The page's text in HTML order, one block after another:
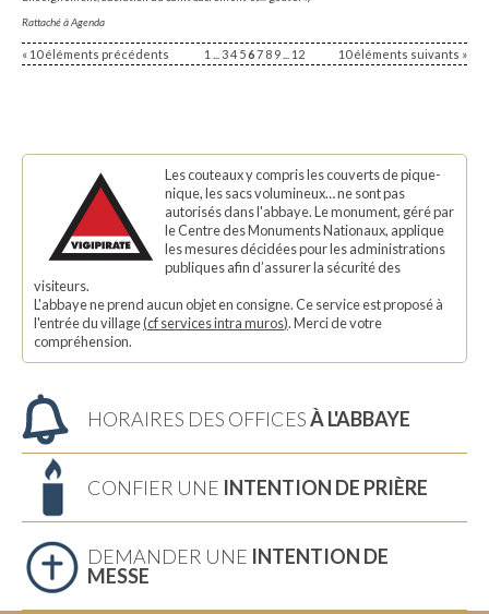
Les couteaux y compris les couverts de pique-
nique, les sacs volumineux… ne sont pas
autorisés dans l'abbaye. Le monument, géré par
le Centre des Monuments Nationaux, applique
les mesures décidées pour les administrations
publiques afin d’assurer la sécurité des
visiteurs.
L'abbaye ne prend aucun objet en consigne. Ce service est proposé à
l'entrée du village(cf services intra muros). Merci de votre
compréhension.
HORAIRES DES OFFICESÀ L'ABBAYE
CONFIER UNE INTENTION DE PRIÈRE
DEMANDER UNE INTENTION DE
MESSE
Rattaché àAgenda
« 10 éléments précédents 10 éléments suivants »
1 34 567 8 9 12